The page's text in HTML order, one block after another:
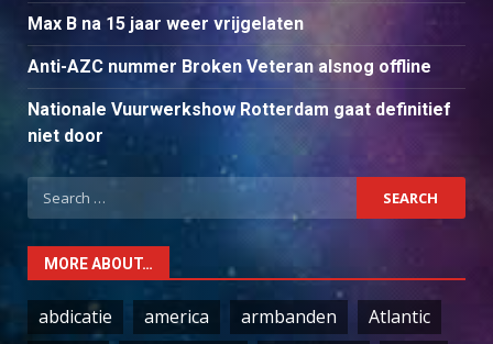
Max B na 15 jaar weer vrijgelaten
Anti-AZC nummer Broken Veteran alsnog offline
Nationale Vuurwerkshow Rotterdam gaat definitief
niet door
Search
for:
MORE ABOUT…
abdicatie america armbanden
Atlantic